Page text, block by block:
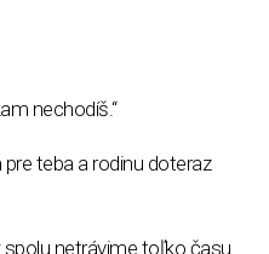
nechodíš.“
teba a rodinu doteraz
spolu netrávime toľko času